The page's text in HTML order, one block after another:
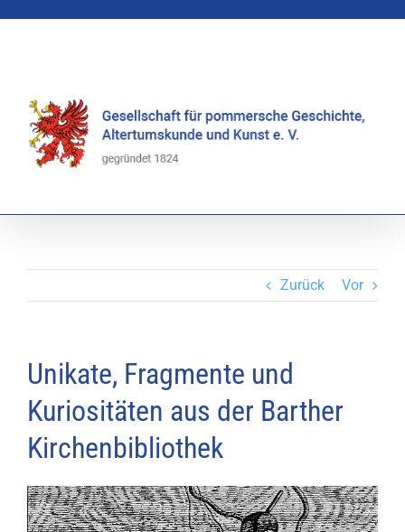
Zurück Vor
Unikate, Fragmente und
Kuriositäten aus der Barther
Kirchenbibliothek
Zeige
grösseres